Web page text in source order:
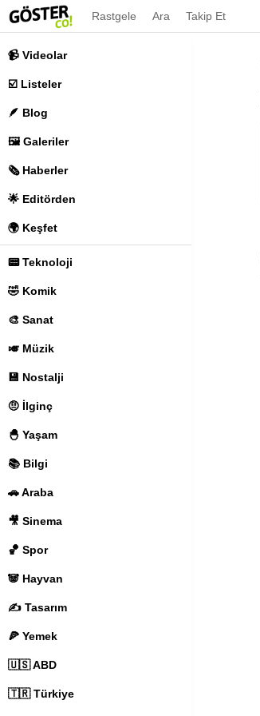
📹 Videolar
☑️ Listeler
🪶 Blog
🖼️ Galeriler
🗞️ Haberler
🌟 Editörden
🌍 Keşfet
📟 Teknoloji
🤣 Komik
🎨 Sanat
🎺 Müzik
💾 Nostalji
🤨 İlginç
🐣 Yaşam
📚 Bilgi
🚗 Araba
🎥 Sinema
🏀 Spor
🐼 Hayvan
✍️ Tasarım
🍕 Yemek
🇺🇸 ABD
🇹🇷 Türkiye
Rastgele Ara Takip Et